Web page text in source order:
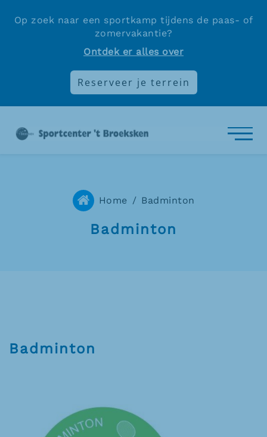
Op zoek naar een sportkamp tijdens de paas- of
zomervakantie?
Ontdek er alles over
Reserveer je terrein
Home / Badminton
Badminton
Badminton